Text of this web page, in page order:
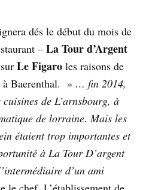
dés le début du mois de
– La Tour d’Argent
Le Figaro les raisons de
à Baerenthal. » … fin 2014,
de L’arnsbourg, à
de lorraine. Mais les
étaient trop importantes et
à La Tour D’argent
d’un ami